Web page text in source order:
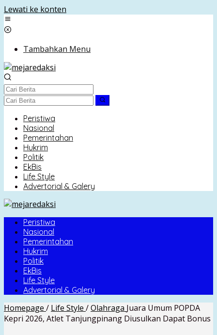
Lewati ke konten
Tambahkan Menu
Peristiwa
Nasional
Pemerintahan
Hukrim
Politik
EkBis
Life Style
Advertorial & Galery
Peristiwa
Nasional
Pemerintahan
Hukrim
Politik
EkBis
Life Style
Advertorial & Galery
Homepage / Life Style /Olahraga Juara Umum POPDA
Kepri 2026, Atlet Tanjungpinang Diusulkan Dapat Bonus